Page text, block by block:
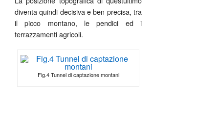
diventa quindi decisiva e ben precisa, tra
il picco montano, le pendici ed i
terrazzamenti agricoli.
Fig.4 Tunnel di captazione montani